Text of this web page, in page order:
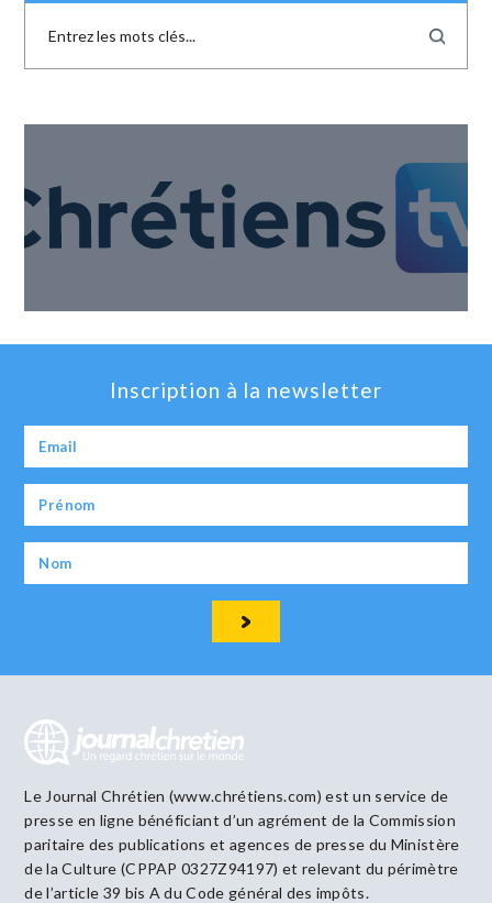
Inscription à la newsletter
Le Journal Chrétien (www.chrétiens.com) est un service de
presse en ligne bénéficiant d’un agrément de la Commission
paritaire des publications et agences de presse du Ministère
de la Culture (CPPAP 0327Z94197) et relevant du périmètre
de l’article 39 bis A du Code général des impôts.